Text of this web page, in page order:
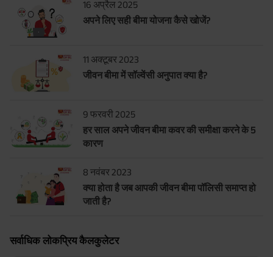
16 अप्रैल 2025
अपने लिए सही बीमा योजना कैसे खोजें?
11 अक्टूबर 2023
जीवन बीमा में सॉल्वेंसी अनुपात क्या है?
9 फरवरी 2025
हर साल अपने जीवन बीमा कवर की समीक्षा करने के 5
कारण
8 नवंबर 2023
क्या होता है जब आपकी जीवन बीमा पॉलिसी समाप्त हो
जाती है?
सर्वाधिक लोकप्रिय कैलकुलेटर